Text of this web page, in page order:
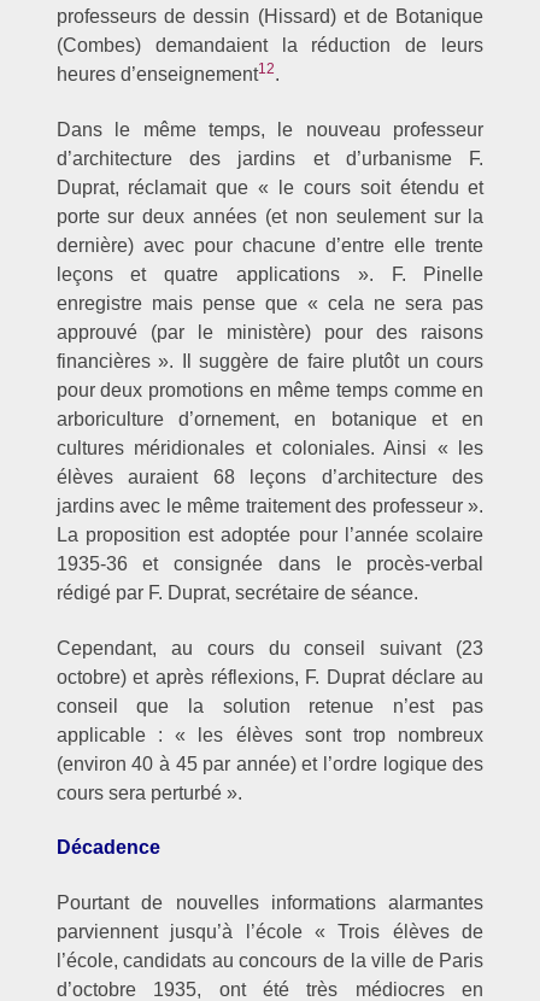
professeurs de dessin (Hissard) et de Botanique
(Combes) demandaient la réduction de leurs
heures d’enseignement12.
Dans le même temps, le nouveau professeur
d’architecture des jardins et d’urbanisme F.
Duprat, réclamait que « le cours soit étendu et
porte sur deux années (et non seulement sur la
dernière) avec pour chacune d’entre elle trente
leçons et quatre applications ». F. Pinelle
enregistre mais pense que « cela ne sera pas
approuvé (par le ministère) pour des raisons
financières ». Il suggère de faire plutôt un cours
pour deux promotions en même temps comme en
arboriculture d’ornement, en botanique et en
cultures méridionales et coloniales. Ainsi « les
élèves auraient 68 leçons d’architecture des
jardins avec le même traitement des professeur ».
La proposition est adoptée pour l’année scolaire
1935-36 et consignée dans le procès-verbal
rédigé par F. Duprat, secrétaire de séance.
Cependant, au cours du conseil suivant (23
octobre) et après réflexions, F. Duprat déclare au
conseil que la solution retenue n’est pas
applicable : « les élèves sont trop nombreux
(environ 40 à 45 par année) et l’ordre logique des
cours sera perturbé ».
Décadence
Pourtant de nouvelles informations alarmantes
parviennent jusqu’à l’école « Trois élèves de
l’école, candidats au concours de la ville de Paris
d’octobre 1935, ont été très médiocres en